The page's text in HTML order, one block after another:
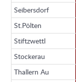
Seibersdorf
St.Pölten
Stiftzwettl
Stockerau
Thallern Au